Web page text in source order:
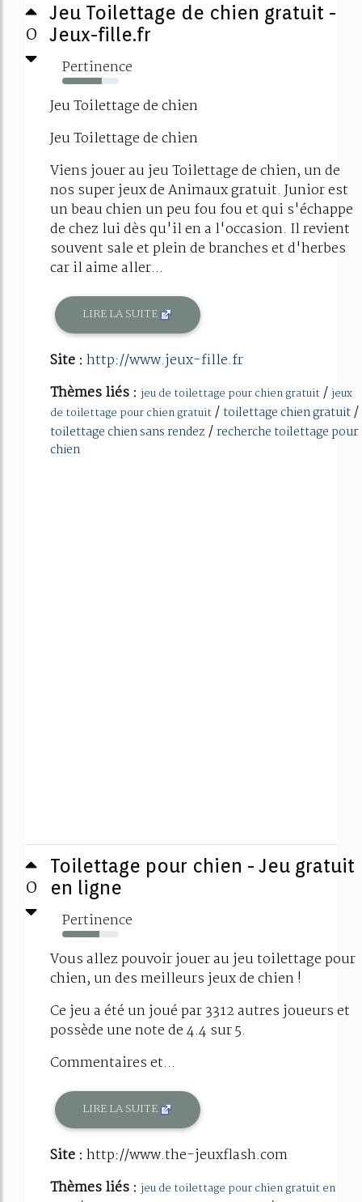
0
Jeu Toilettage de chien gratuit -
Jeux-fille.fr
Pertinence
70%
Jeu Toilettage de chien
Jeu Toilettage de chien
Viens jouer au jeu Toilettage de chien, un de
nos super jeux de Animaux gratuit. Junior est
un beau chien un peu fou fou et qui s'échappe
de chez lui dès qu'il en a l'occasion. Il revient
souvent sale et plein de branches et d'herbes
car il aime aller...
LIRE LA SUITE
Site : http://www.jeux-fille.fr
Thèmes liés : jeu de toilettage pour chien gratuit / jeux
de toilettage pour chien gratuit / toilettage chien gratuit/
toilettage chien sans rendez /recherche toilettage pour
chien
0
Toilettage pour chien - Jeu gratuit
en ligne
Pertinence
65%
Vous allez pouvoir jouer au jeu toilettage pour
chien, un des meilleurs jeux de chien !
Ce jeu a été un joué par 3312 autres joueurs et
possède une note de 4.4 sur 5.
Commentaires et...
LIRE LA SUITE
Site : http://www.the-jeuxflash.com
Thèmes liés : jeu de toilettage pour chien gratuit en